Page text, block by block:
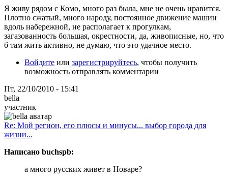
Я живу рядом с Комо, много раз была, мне не очень нравится.
Плотно сжатый, много народу, постоянное движение машин
вдоль набережной, не располагает к прогулкам,
загазованность большая, окрестности, да, живописные, но, что
б там жить активно, не думаю, что это удачное место.
Войдите или зарегистрируйтесь, чтобы получить
возможность отправлять комментарии
Пт, 22/10/2010 - 15:41
bella
участник
Re: Мой регион, его плюсы и минусы... выбор города для
жизни...
Написано buchspb:
а много русских живет в Новаре?